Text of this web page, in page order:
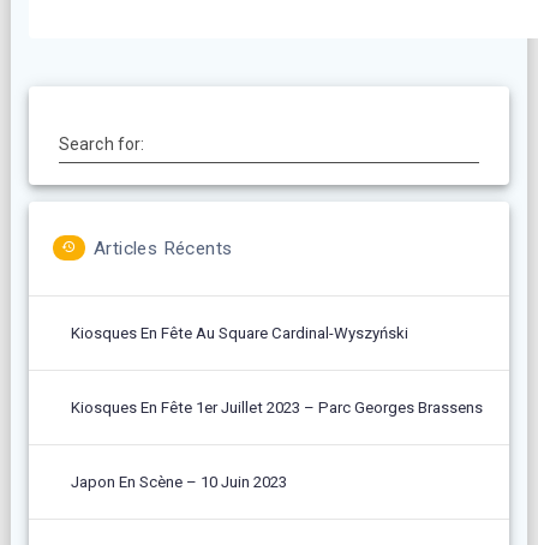
Search for:
Articles Récents
Kiosques En Fête Au Square Cardinal-Wyszyński
Kiosques En Fête 1er Juillet 2023 – Parc Georges Brassens
Japon En Scène – 10 Juin 2023